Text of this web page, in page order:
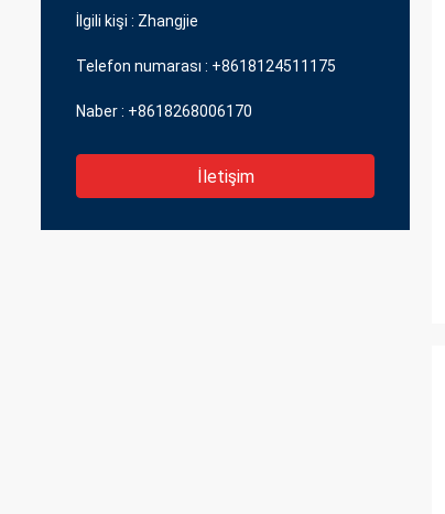
İlgili kişi : Zhangjie
Telefon numarası : +8618124511175
Naber : +8618268006170
İletişim